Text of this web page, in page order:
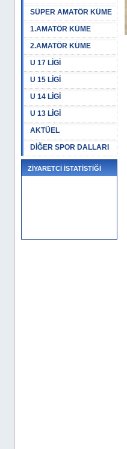
SÜPER AMATÖR KÜME
1.AMATÖR KÜME
2.AMATÖR KÜME
U 17 LİGİ
U 15 LİGİ
U 14 LİGİ
U 13 LİGİ
AKTÜEL
DİĞER SPOR DALLARI
ZİYARETCİ İSTATİSTİĞİ